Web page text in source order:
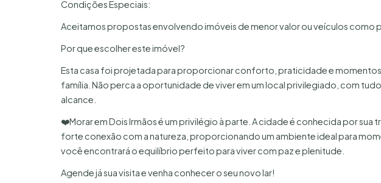
Condições Especiais:
Aceitamos propostas envolvendo imóveis de menor valor ou veículos como
Por que escolher este imóvel?
Esta casa foi projetada para proporcionar conforto, praticidade e momentos
família. Não perca a oportunidade de viver em um local privilegiado, com
alcance.
❤️Morar em Dois Irmãos é um privilégio à parte. A cidade é conhecida por sua
forte conexão com a natureza, proporcionando um ambiente ideal para
você encontrará o equilíbrio perfeito para viver com paz e plenitude.
Agende já sua visita e venha conhecer o seu novo lar!